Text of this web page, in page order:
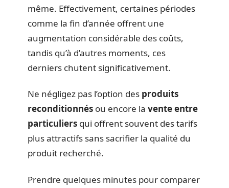
même. Effectivement, certaines périodes
comme la fin d’année offrent une
augmentation considérable des coûts,
tandis qu’à d’autres moments, ces
derniers chutent significativement.
Ne négligez pas l’option des produits
reconditionnés ou encore la vente entre
particuliers qui offrent souvent des tarifs
plus attractifs sans sacrifier la qualité du
produit recherché.
Prendre quelques minutes pour comparer